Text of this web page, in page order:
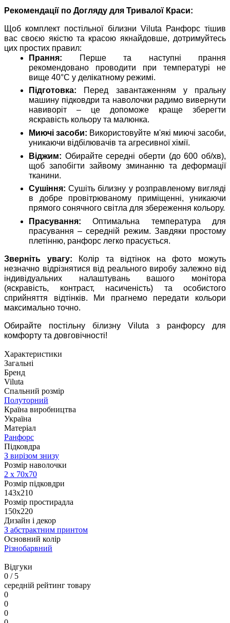
Рекомендації по Догляду для Тривалої Краси:
Щоб комплект постільної білизни Viluta Ранфорс тішив
вас своєю якістю та красою якнайдовше, дотримуйтесь
цих простих правил:
Прання: Перше та наступні прання
рекомендовано проводити при температурі не
вище 40°C у делікатному режимі.
Підготовка: Перед завантаженням у пральну
машину підковдри та наволочки радимо вивернути
навиворіт – це допоможе краще зберегти
яскравість кольору та малюнка.
Миючі засоби: Використовуйте м'які миючі засоби,
уникаючи відбілювачів та агресивної хімії.
Віджим: Обирайте середні оберти (до 600 об/хв),
щоб запобігти зайвому зминанню та деформації
тканини.
Сушіння: Сушіть білизну у розправленому вигляді
в добре провітрюваному приміщенні, уникаючи
прямого сонячного світла для збереження кольору.
Прасування: Оптимальна температура для
прасування – середній режим. Завдяки простому
плетінню, ранфорс легко прасується.
Зверніть увагу: Колір та відтінок на фото можуть
незначно відрізнятися від реального виробу залежно від
індивідуальних налаштувань вашого монітора
(яскравість, контраст, насиченість) та особистого
сприйняття відтінків. Ми прагнемо передати кольори
максимально точно.
Обирайте постільну білизну Viluta з ранфорсу для
комфорту та довговічності!
Характеристики
Загальні
Бренд
Viluta
Спальний розмір
Полуторний
Країна виробництва
Україна
Матеріал
Ранфорс
Підковдра
З вирізом знизу
Розмір наволочки
2 х 70х70
Розмір підковдри
143x210
Розмір простирадла
150х220
Дизайн і декор
З абстрактним принтом
Основний колір
Різнобарвний
Відгуки
0 / 5
середній рейтинг товару
0
0
0